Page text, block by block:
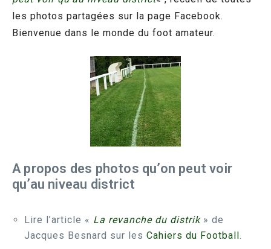
les photos partagées sur la page Facebook.
Bienvenue dans le monde du foot amateur.
A propos des photos qu’on peut voir
qu’au niveau district
Lire l’article « La revanche du distrik» de
Jacques Besnard sur les Cahiers du Football